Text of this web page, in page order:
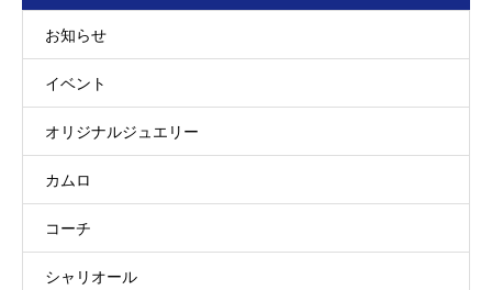
お知らせ
イベント
オリジナルジュエリー
カムロ
コーチ
シャリオール